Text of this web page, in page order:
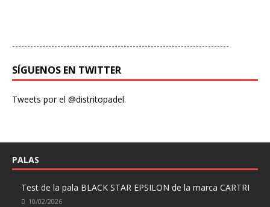
------------------------------------------------------------------------
SÍGUENOS EN TWITTER
Tweets por el @distritopadel.
PALAS
Test de la pala BLACK STAR EPSILON de la marca CARTRI
10/02/2026